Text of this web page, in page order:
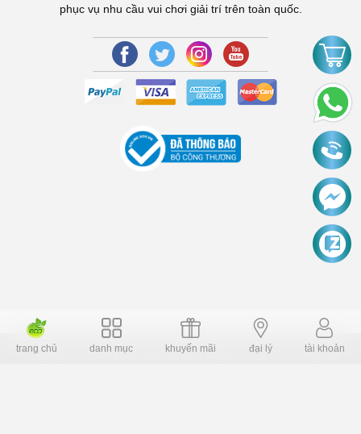
phục vụ nhu cầu vui chơi giải trí trên toàn quốc.
Copyright © 2006 Dochoiplaza.com Alright reversed. Designed
trang chủ danh mục khuyến mãi đại lý tài khoản